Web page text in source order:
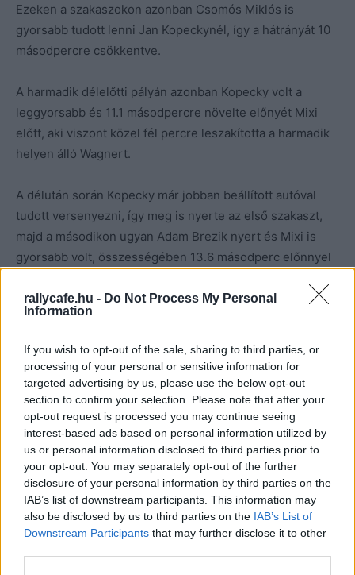
rallycafe.hu - Do Not Process My Personal
Information
If you wish to opt-out of the sale, sharing to third parties, or
processing of your personal or sensitive information for
targeted advertising by us, please use the below opt-out
section to confirm your selection. Please note that after your
opt-out request is processed you may continue seeing
interest-based ads based on personal information utilized by
us or personal information disclosed to third parties prior to
your opt-out. You may separately opt-out of the further
disclosure of your personal information by third parties on the
IAB’s list of downstream participants. This information may
also be disclosed by us to third parties on the IAB’s List of
Downstream Participants that may further disclose it to other
Ezeken a szakaszokon azonban Csomós Miklós is
gyorsabb tudott lenni Jan Kopeckynél, így a hátrányát 10
másodpercre csökkentve.
A harmadik délelőtti pályán azonban Kopecky volt a
leggyorsabb és 11.1 másodpercre növelte előnyét Mixi
előtt, aki viszont közel fél percre leszakította a harmadik
helyen álló Wagnert.
A délután során Kopecky már jobban beállított autóval
tudott versenyezni, így meg is nyerte az első szakaszt,
majd a másodikon ugyan Adam Brezik nyert és Mixi is
gyorsabb volt, összességében 13.6 másodperc előnnyel
Csomós második helye a verseny utolsó előtti szakaszán
Brezik is megelőzte, akivel szemben 34 másodperc
előnye volt a magyar párosnak.